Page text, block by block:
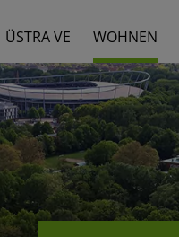
ÜSTRA VE WOHNEN